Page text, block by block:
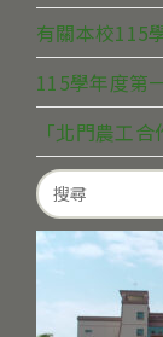
有關本校115
115學年度第
「北門農工
Search
for: